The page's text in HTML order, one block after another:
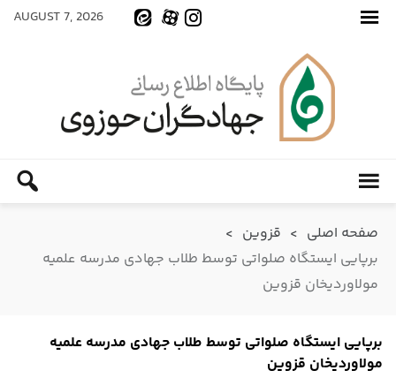
AUGUST 7, 2026
صفحه اصلی > قزوین >
برپایی ایستگاه صلواتی توسط طلاب جهادی مدرسه علمیه
مولاوردیخان قزوین
برپایی ایستگاه صلواتی توسط طلاب جهادی مدرسه علمیه
مولاوردیخان قزوین